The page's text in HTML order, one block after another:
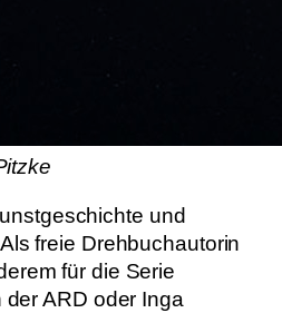
und
freie Drehbuchautorin
für die Serie
der ARD oder Inga